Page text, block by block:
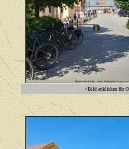
<Bild anklicken für